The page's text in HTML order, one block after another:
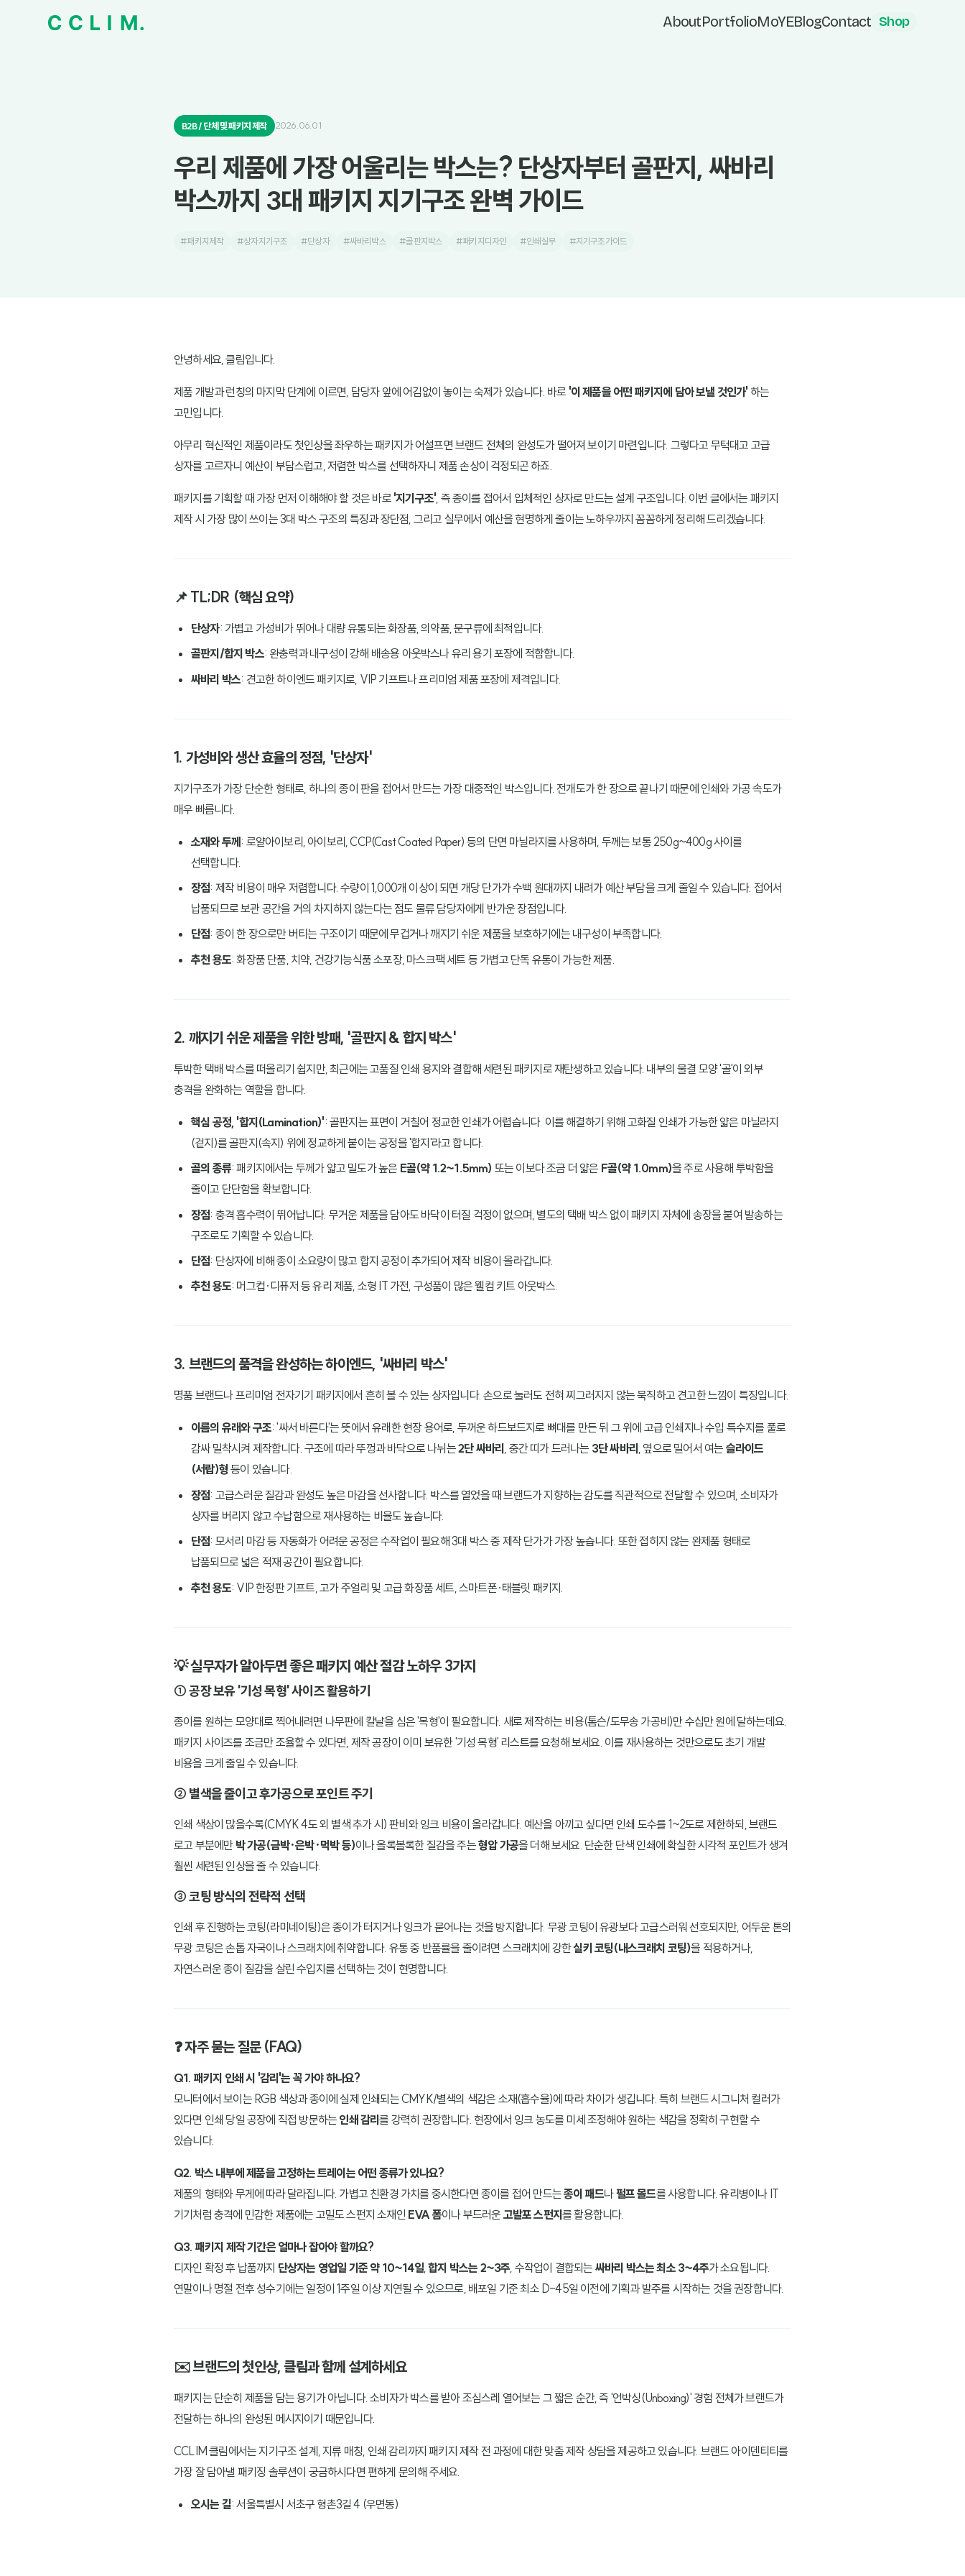
AboutPortfolioMoYEBlogContact Shop
B2B / 단체 및 패키지 제작 2026.06.01
우리 제품에 가장 어울리는 박스는? 단상자부터 골판지, 싸바리
박스까지 3대 패키지 지기구조 완벽 가이드
#패키지제작 #상자지기구조 #단상자 #싸바리박스 #골판지박스 #패키지디자인 #인쇄실무 #지기구조가이드
안녕하세요, 클림입니다.
제품 개발과 런칭의 마지막 단계에 이르면, 담당자 앞에 어김없이 놓이는 숙제가 있습니다. 바로 '이 제품을 어떤 패키지에 담아 보낼 것인가' 하는
고민입니다.
아무리 혁신적인 제품이라도 첫인상을 좌우하는 패키지가 어설프면 브랜드 전체의 완성도가 떨어져 보이기 마련입니다. 그렇다고 무턱대고 고급
상자를 고르자니 예산이 부담스럽고, 저렴한 박스를 선택하자니 제품 손상이 걱정되곤 하죠.
패키지를 기획할 때 가장 먼저 이해해야 할 것은 바로 '지기구조' , 즉 종이를 접어서 입체적인 상자로 만드는 설계 구조입니다. 이번 글에서는 패키지
제작 시 가장 많이 쓰이는 3대 박스 구조의 특징과 장단점, 그리고 실무에서 예산을 현명하게 줄이는 노하우까지 꼼꼼하게 정리해 드리겠습니다.
📌 TL;DR (핵심 요약)
단상자: 가볍고 가성비가 뛰어나 대량 유통되는 화장품, 의약품, 문구류에 최적입니다.
골판지/합지 박스: 완충력과 내구성이 강해 배송용 아웃박스나 유리 용기 포장에 적합합니다.
싸바리 박스: 견고한 하이엔드 패키지로, VIP 기프트나 프리미엄 제품 포장에 제격입니다.
1. 가성비와 생산 효율의 정점, '단상자'
지기구조가 가장 단순한 형태로, 하나의 종이 판을 접어서 만드는 가장 대중적인 박스입니다. 전개도가 한 장으로 끝나기 때문에 인쇄와 가공 속도가
매우 빠릅니다.
소재와 두께: 로얄아이보리, 아이보리, CCP(Cast Coated Paper) 등의 단면 마닐라지를 사용하며, 두께는 보통 250g~400g 사이를
선택합니다.
장점: 제작 비용이 매우 저렴합니다. 수량이 1,000개 이상이 되면 개당 단가가 수백 원대까지 내려가 예산 부담을 크게 줄일 수 있습니다. 접어서
납품되므로 보관 공간을 거의 차지하지 않는다는 점도 물류 담당자에게 반가운 장점입니다.
단점: 종이 한 장으로만 버티는 구조이기 때문에 무겁거나 깨지기 쉬운 제품을 보호하기에는 내구성이 부족합니다.
추천 용도: 화장품 단품, 치약, 건강기능식품 소포장, 마스크팩 세트 등 가볍고 단독 유통이 가능한 제품.
2. 깨지기 쉬운 제품을 위한 방패, '골판지 & 합지 박스'
투박한 택배 박스를 떠올리기 쉽지만, 최근에는 고품질 인쇄 용지와 결합해 세련된 패키지로 재탄생하고 있습니다. 내부의 물결 모양 '골'이 외부
충격을 완화하는 역할을 합니다.
핵심 공정, '합지(Lamination)': 골판지는 표면이 거칠어 정교한 인쇄가 어렵습니다. 이를 해결하기 위해 고화질 인쇄가 가능한 얇은 마닐라지
(겉지)를 골판지(속지) 위에 정교하게 붙이는 공정을 '합지'라고 합니다.
골의 종류: 패키지에서는 두께가 얇고 밀도가 높은 E골(약 1.2~1.5mm) 또는 이보다 조금 더 얇은 F골(약 1.0mm)을 주로 사용해 투박함을
줄이고 단단함을 확보합니다.
장점: 충격 흡수력이 뛰어납니다. 무거운 제품을 담아도 바닥이 터질 걱정이 없으며, 별도의 택배 박스 없이 패키지 자체에 송장을 붙여 발송하는
구조로도 기획할 수 있습니다.
단점: 단상자에 비해 종이 소요량이 많고 합지 공정이 추가되어 제작 비용이 올라갑니다.
추천 용도: 머그컵·디퓨저 등 유리 제품, 소형 IT 가전, 구성품이 많은 웰컴 키트 아웃박스.
3. 브랜드의 품격을 완성하는 하이엔드, '싸바리 박스'
명품 브랜드나 프리미엄 전자기기 패키지에서 흔히 볼 수 있는 상자입니다. 손으로 눌러도 전혀 찌그러지지 않는 묵직하고 견고한 느낌이 특징입니다.
이름의 유래와 구조: '싸서 바른다'는 뜻에서 유래한 현장 용어로, 두꺼운 하드보드지로 뼈대를 만든 뒤 그 위에 고급 인쇄지나 수입 특수지를 풀로
감싸 밀착시켜 제작합니다. 구조에 따라 뚜껑과 바닥으로 나뉘는2단 싸바리 , 중간 띠가 드러나는 3단 싸바리 , 옆으로 밀어서 여는 슬라이드
(서랍)형 등이 있습니다.
장점: 고급스러운 질감과 완성도 높은 마감을 선사합니다. 박스를 열었을 때 브랜드가 지향하는 감도를 직관적으로 전달할 수 있으며, 소비자가
상자를 버리지 않고 수납함으로 재사용하는 비율도 높습니다.
단점: 모서리 마감 등 자동화가 어려운 공정은 수작업이 필요해 3대 박스 중 제작 단가가 가장 높습니다. 또한 접히지 않는 완제품 형태로
납품되므로 넓은 적재 공간이 필요합니다.
추천 용도: VIP 한정판 기프트, 고가 주얼리 및 고급 화장품 세트, 스마트폰·태블릿 패키지.
💡 실무자가 알아두면 좋은 패키지 예산 절감 노하우 3가지
① 공장 보유 '기성 목형' 사이즈 활용하기
종이를 원하는 모양대로 찍어내려면 나무판에 칼날을 심은 '목형'이 필요합니다. 새로 제작하는 비용(톰슨/도무송 가공비)만 수십만 원에 달하는데요.
패키지 사이즈를 조금만 조율할 수 있다면, 제작 공장이 이미 보유한 '기성 목형' 리스트를 요청해 보세요. 이를 재사용하는 것만으로도 초기 개발
비용을 크게 줄일 수 있습니다.
② 별색을 줄이고 후가공으로 포인트 주기
인쇄 색상이 많을수록(CMYK 4도 외 별색 추가 시) 판비와 잉크 비용이 올라갑니다. 예산을 아끼고 싶다면 인쇄 도수를 1~2도로 제한하되, 브랜드
로고 부분에만 박 가공(금박·은박·먹박 등)이나 올록볼록한 질감을 주는형압 가공을 더해 보세요. 단순한 단색 인쇄에 확실한 시각적 포인트가 생겨
훨씬 세련된 인상을 줄 수 있습니다.
③ 코팅 방식의 전략적 선택
인쇄 후 진행하는 코팅(라미네이팅)은 종이가 터지거나 잉크가 묻어나는 것을 방지합니다. 무광 코팅이 유광보다 고급스러워 선호되지만, 어두운 톤의
무광 코팅은 손톱 자국이나 스크래치에 취약합니다. 유통 중 반품률을 줄이려면 스크래치에 강한실키 코팅(내스크래치 코팅)을 적용하거나,
자연스러운 종이 질감을 살린 수입지를 선택하는 것이 현명합니다.
❓ 자주 묻는 질문 (FAQ)
Q1. 패키지 인쇄 시 '감리'는 꼭 가야 하나요?
모니터에서 보이는 RGB 색상과 종이에 실제 인쇄되는 CMYK/별색의 색감은 소재(흡수율)에 따라 차이가 생깁니다. 특히 브랜드 시그니처 컬러가
있다면 인쇄 당일 공장에 직접 방문하는 인쇄 감리를 강력히 권장합니다. 현장에서 잉크 농도를 미세 조정해야 원하는 색감을 정확히 구현할 수
있습니다.
Q2. 박스 내부에 제품을 고정하는 트레이는 어떤 종류가 있나요?
제품의 형태와 무게에 따라 달라집니다. 가볍고 친환경 가치를 중시한다면 종이를 접어 만드는종이 패드나펄프 몰드를 사용합니다. 유리병이나 IT
기기처럼 충격에 민감한 제품에는 고밀도 스펀지 소재인 EVA 폼이나 부드러운 고발포 스펀지를 활용합니다.
Q3. 패키지 제작 기간은 얼마나 잡아야 할까요?
디자인 확정 후 납품까지 단상자는 영업일 기준 약 10~14일,합지 박스는 2~3주 , 수작업이 결합되는 싸바리 박스는 최소 3~4주가 소요됩니다.
연말이나 명절 전후 성수기에는 일정이 1주일 이상 지연될 수 있으므로, 배포일 기준 최소 D-45일 이전에 기획과 발주를 시작하는 것을 권장합니다.
✉️ 브랜드의 첫인상, 클림과 함께 설계하세요
패키지는 단순히 제품을 담는 용기가 아닙니다. 소비자가 박스를 받아 조심스레 열어보는 그 짧은 순간, 즉 '언박싱(Unboxing)' 경험 전체가 브랜드가
전달하는 하나의 완성된 메시지이기 때문입니다.
CCLIM 클림에서는 지기구조 설계, 지류 매칭, 인쇄 감리까지 패키지 제작 전 과정에 대한 맞춤 제작 상담을 제공하고 있습니다. 브랜드 아이덴티티를
가장 잘 담아낼 패키징 솔루션이 궁금하시다면 편하게 문의해 주세요.
오시는 길: 서울특별시 서초구 형촌3길 4 (우면동)